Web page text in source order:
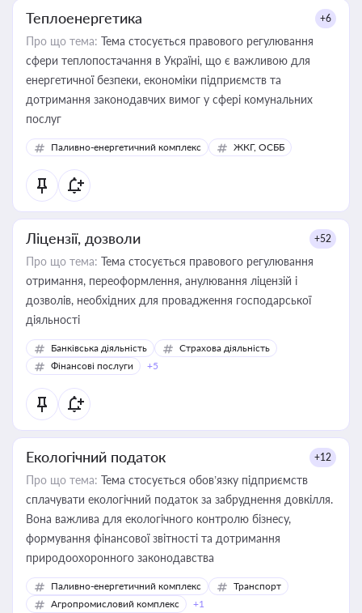
Теплоенергетика +6
Про що тема: Тема стосується правового регулювання
сфери теплопостачання в Україні, що є важливою для
енергетичної безпеки, економіки підприємств та
дотримання законодавчих вимог у сфері комунальних
послуг
Паливно-енергетичний комплекс ЖКГ, ОСББ
Ліцензії, дозволи +52
Про що тема: Тема стосується правового регулювання
отримання, переоформлення, анулювання ліцензій і
дозволів, необхідних для провадження господарської
діяльності
Банківська діяльність
Страхова діяльність
Фінансові послуги
+5
Екологічний податок +12
Про що тема: Тема стосується обов’язку підприємств
сплачувати екологічний податок за забруднення довкілля.
Вона важлива для екологічного контролю бізнесу,
формування фінансової звітності та дотримання
природоохоронного законодавства
Паливно-енергетичний комплекс
Транспорт
Агропромисловий комплекс
+1